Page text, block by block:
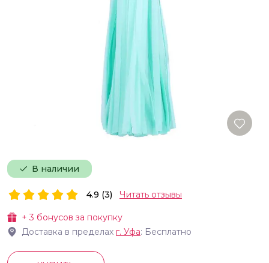
В наличии
+3 бонусов за покупку
Доставка в пределах г. Уфа: Бесплатно
4.9 (3) Читать отзывы